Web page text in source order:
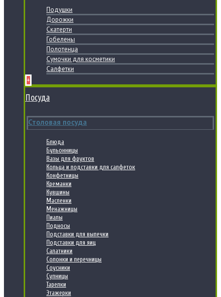
Подушки
Дорожки
Скатерти
Гобелены
Полотенца
Сумочки для косметики
Салфетки
+
Посуда
Столовая посуда
Блюда
Бульонницы
Вазы для фруктов
Кольца и подставки для салфеток
Конфетницы
Креманки
Кувшины
Масленки
Менажницы
Пиалы
Подносы
Подставки для выпечки
Подставки для яиц
Салатники
Солонки и перечницы
Соусники
Супницы
Тарелки
Этажерки